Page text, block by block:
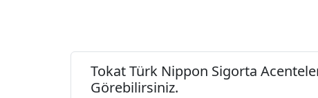
Tokat Türk Nippon Sigorta
Görebilirsiniz.